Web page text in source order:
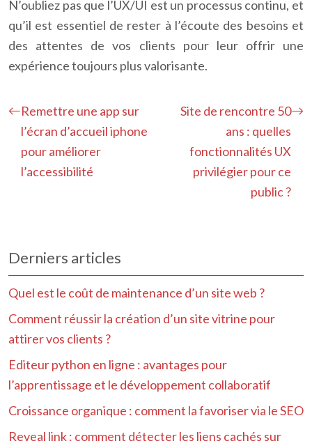
N’oubliez pas que l’UX/UI est un processus continu, et
qu’il est essentiel de rester à l’écoute des besoins et
des attentes de vos clients pour leur offrir une
expérience toujours plus valorisante.
Remettre une app sur
l’écran d’accueil iphone
pour améliorer
l’accessibilité
Site de rencontre 50
ans : quelles
fonctionnalités UX
privilégier pour ce
public ?
Derniers articles
Quel est le coût de maintenance d’un site web ?
Comment réussir la création d’un site vitrine pour
attirer vos clients ?
Editeur python en ligne : avantages pour
l’apprentissage et le développement collaboratif
Croissance organique : comment la favoriser via le SEO
Reveal link : comment détecter les liens cachés sur